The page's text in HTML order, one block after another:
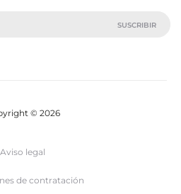
© 2026
Aviso legal
de contratación